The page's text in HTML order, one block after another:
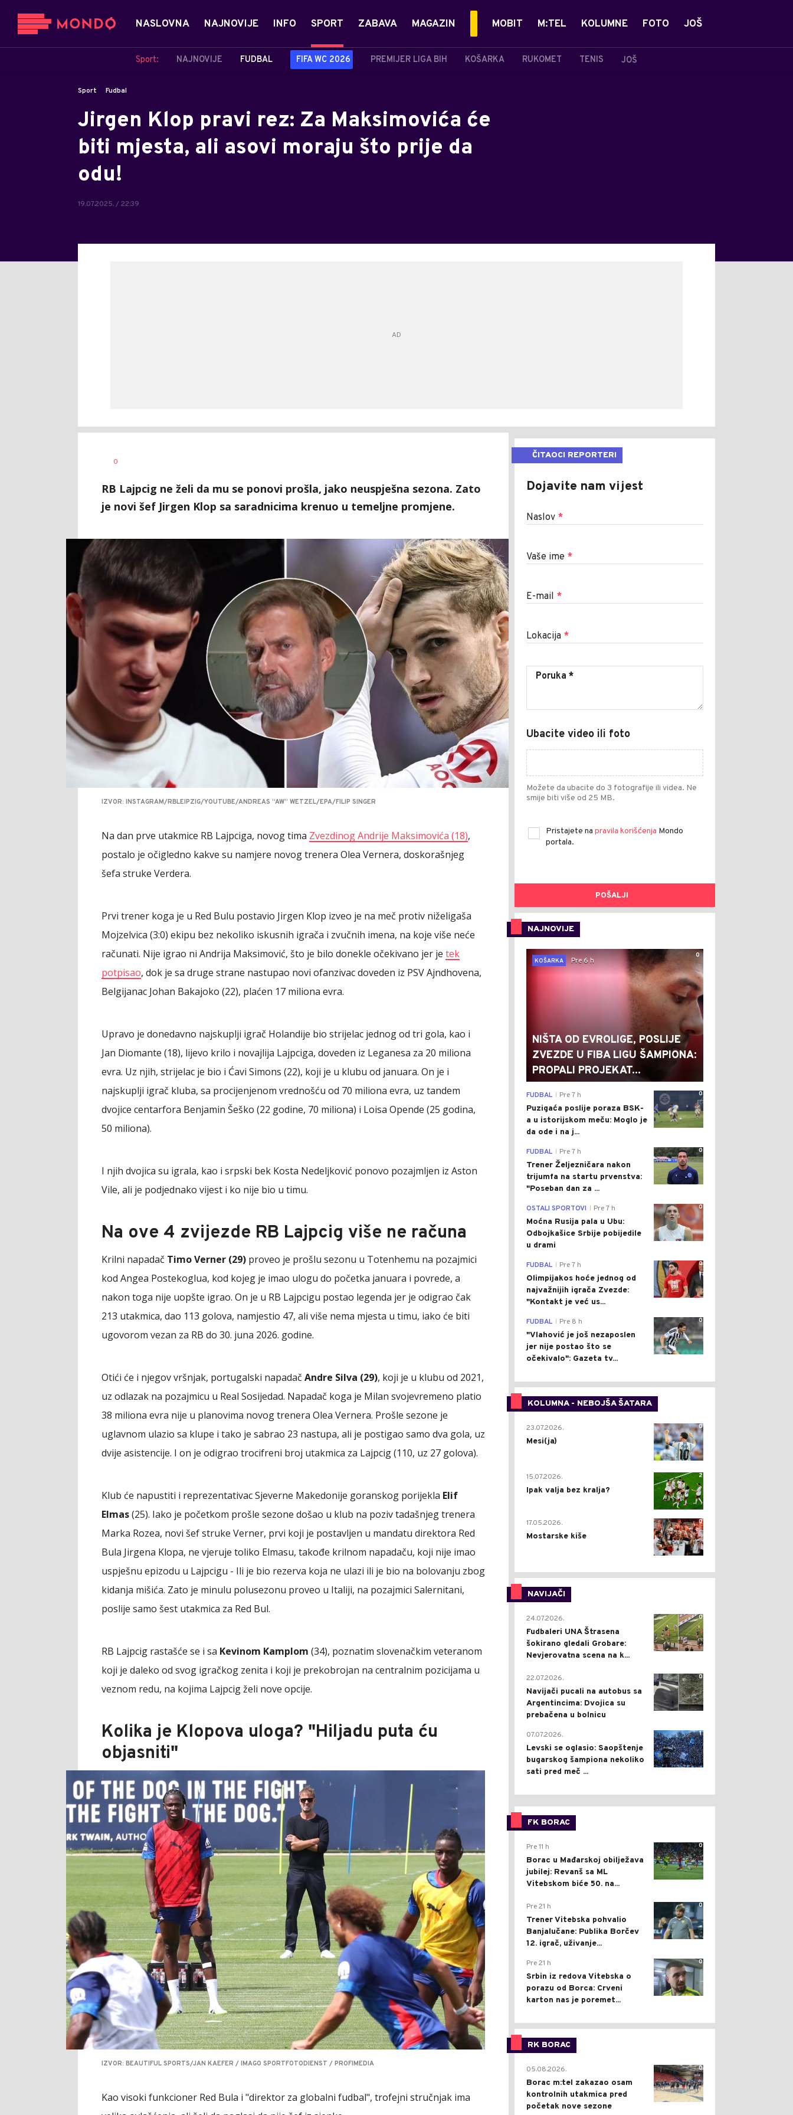
NASLOVNA NAJNOVIJE INFO SPORT
Sport: NAJNOVIJE FUDBAL FIFA WC 2026 PREMIJER LIGA BIH KOŠARKA RUKOMET TENIS JOŠ
ZABAVA MAGAZIN MOBIT M:TEL KOLUMNE FOTO JOŠ
Sport Fudbal
Jirgen Klop pravi rez: Za Maksimovića će
biti mjesta, ali asovi moraju što prije da
odu!
19.07.2025. / 22:39
AUTOR
0
RB Lajpcig ne želi da mu se ponovi prošla, jako neuspješna sezona. Zato
je novi šef Jirgen Klop sa saradnicima krenuo u temeljne promjene.
IZVOR: INSTAGRAM/RBLEIPZIG/YOUTUBE/ANDREAS “AW” WETZEL/EPA/FILIP SINGER
Na dan prve utakmice RB Lajpciga, novog tima Zvezdinog Andrije Maksimovića (18),
postalo je očigledno kakve su namjere novog trenera Olea Vernera, doskorašnjeg
šefa struke Verdera.
Prvi trener koga je u Red Bulu postavio Jirgen Klop izveo je na meč protiv niželigaša
Mojzelvica (3:0) ekipu bez nekoliko iskusnih igrača i zvučnih imena, na koje više neće
računati. Nije igrao ni Andrija Maksimović, što je bilo donekle očekivano jer je tek
potpisao, dok je sa druge strane nastupao novi ofanzivac doveden iz PSV Ajndhovena,
Belgijanac Johan Bakajoko (22), plaćen 17 miliona evra.
Upravo je donedavno najskuplji igrač Holandije bio strijelac jednog od tri gola, kao i
Jan Diomante (18), lijevo krilo i novajlija Lajpciga, doveden iz Leganesa za 20 miliona
evra. Uz njih, strijelac je bio i Ćavi Simons (22), koji je u klubu od januara. On je i
najskuplji igrač kluba, sa procijenjenom vrednošću od 70 miliona evra, uz tandem
dvojice centarfora Benjamin Šeško (22 godine, 70 miliona) i Loisa Opende (25 godina,
50 miliona).
I njih dvojica su igrala, kao i srpski bek Kosta Nedeljković ponovo pozajmljen iz Aston
Vile, ali je podjednako vijest i ko nije bio u timu.
Na ove 4 zvijezde RB Lajpcig više ne računa
Krilni napadač Timo Verner (29) proveo je prošlu sezonu u Totenhemu na pozajmici
kod Angea Postekoglua, kod kojeg je imao ulogu do početka januara i povrede, a
nakon toga nije uopšte igrao. On je u RB Lajpcigu postao legenda jer je odigrao čak
213 utakmica, dao 113 golova, namjestio 47, ali više nema mjesta u timu, iako će biti
ugovorom vezan za RB do 30. juna 2026. godine.
Otići će i njegov vršnjak, portugalski napadač Andre Silva (29), koji je u klubu od 2021,
uz odlazak na pozajmicu u Real Sosijedad. Napadač koga je Milan svojevremeno platio
38 miliona evra nije u planovima novog trenera Olea Vernera. Prošle sezone je
uglavnom ulazio sa klupe i tako je sabrao 23 nastupa, ali je postigao samo dva gola, uz
dvije asistencije. I on je odigrao trocifreni broj utakmica za Lajpcig (110, uz 27 golova).
Klub će napustiti i reprezentativac Sjeverne Makedonije goranskog porijekla Elif
Elmas(25). Iako je početkom prošle sezone došao u klub na poziv tadašnjeg trenera
Marka Rozea, novi šef struke Verner, prvi koji je postavljen u mandatu direktora Red
Bula Jirgena Klopa, ne vjeruje toliko Elmasu, takođe krilnom napadaču, koji nije imao
uspješnu epizodu u Lajpcigu - Ili je bio rezerva koja ne ulazi ili je bio na bolovanju zbog
kidanja mišića. Zato je minulu polusezonu proveo u Italiji, na pozajmici Salernitani,
poslije samo šest utakmica za Red Bul.
RB Lajpcig rastašće se i sa Kevinom Kamplom (34), poznatim slovenačkim veteranom
koji je daleko od svog igračkog zenita i koji je prekobrojan na centralnim pozicijama u
veznom redu, na kojima Lajpcig želi nove opcije.
Kolika je Klopova uloga? "Hiljadu puta ću
objasniti"
IZVOR: BEAUTIFUL SPORTS/JAN KAEFER / IMAGO SPORTFOTODIENST / PROFIMEDIA
Kao visoki funkcioner Red Bula i "direktor za globalni fudbal", trofejni stručnjak ima
ČITAOCI REPORTERI
Dojavite nam vijest
Naslov *
Vaše ime *
E-mail *
Lokacija *
Ubacite video ili foto
Možete da ubacite do 3 fotografije ili videa. Ne
smije biti više od 25 MB.
Pristajete na pravila korišćenja Mondo
portala.
POŠALJI
NAJNOVIJE
0
KOŠARKA
Pre 6 h
NIŠTA OD EVROLIGE, POSLIJE
ZVEZDE U FIBA LIGU ŠAMPIONA:
PROPALI PROJEKAT...
0
FUDBAL Pre 7 h
Puzigaća poslije poraza BSK-
a u istorijskom meču: Moglo je
da ode i na j...
0
FUDBAL Pre 7 h
Trener Željezničara nakon
trijumfa na startu prvenstva:
"Poseban dan za ...
0
OSTALI SPORTOVI Pre 7 h
Moćna Rusija pala u Ubu:
Odbojkašice Srbije pobijedile
u drami
0
FUDBAL Pre 7 h
Olimpijakos hoće jednog od
najvažnijih igrača Zvezde:
"Kontakt je već us...
0
FUDBAL Pre 8 h
"Vlahović je još nezaposlen
jer nije postao što se
očekivalo": Gazeta tv...
KOLUMNA - NEBOJŠA ŠATARA
0
23.07.2026.
Mesi(ja)
2
15.07.2026.
Ipak valja bez kralja?
0
17.05.2026.
Mostarske kiše
NAVIJAČI
0
24.07.2026.
Fudbaleri UNA Štrasena
šokirano gledali Grobare:
Nevjerovatna scena na k...
0
22.07.2026.
Navijači pucali na autobus sa
Argentincima: Dvojica su
prebačena u bolnicu
1
07.07.2026.
Levski se oglasio: Saopštenje
bugarskog šampiona nekoliko
sati pred meč ...
FK BORAC
0
Pre 11 h
Borac u Mađarskoj obilježava
jubilej: Revanš sa ML
Vitebskom biće 50. na...
0
Pre 21 h
Trener Vitebska pohvalio
Banjalučane: Publika Borčev
12. igrač, uživanje...
0
Pre 21 h
Srbin iz redova Vitebska o
porazu od Borca: Crveni
karton nas je poremet...
RK BORAC
0
05.08.2026.
Borac m:tel zakazao osam
kontrolnih utakmica pred
početak nove sezone